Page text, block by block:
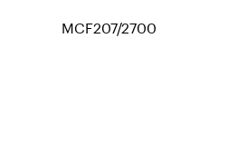
MCF207/2700